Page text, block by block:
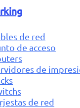
de red
de acceso
de
de red